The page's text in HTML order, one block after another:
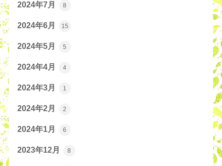
2024年7月 8
2024年6月 15
2024年5月 5
2024年4月 4
2024年3月 1
2024年2月 2
2024年1月 6
2023年12月 8